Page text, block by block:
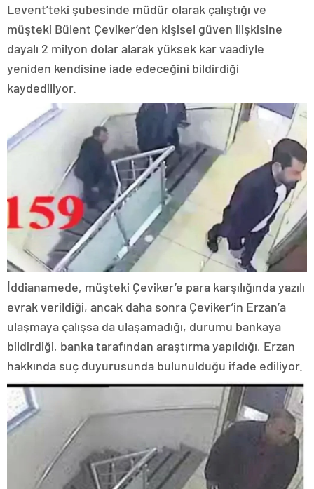
Levent’teki şubesinde müdür olarak çalıştığı ve
müşteki Bülent Çeviker’den kişisel güven ilişkisine
dayalı 2 milyon dolar alarak yüksek kar vaadiyle
yeniden kendisine iade edeceğini bildirdiği
kaydediliyor.
İddianamede, müşteki Çeviker’e para karşılığında yazılı
evrak verildiği, ancak daha sonra Çeviker’in Erzan’a
ulaşmaya çalışsa da ulaşamadığı, durumu bankaya
bildirdiği, banka tarafından araştırma yapıldığı, Erzan
hakkında suç duyurusunda bulunulduğu ifade ediliyor.